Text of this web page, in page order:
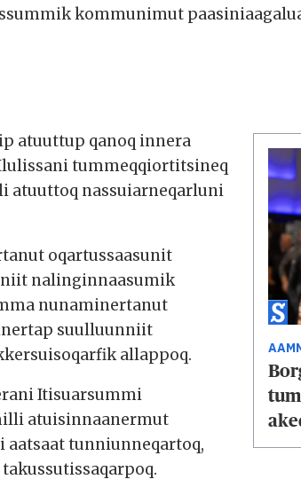
kommunimut
atuuttup qanoq innera
tummeqqiortitsineq
atuuttoq nassuiarneqarluni
oqartussaasunit
nalinginnaasumik
nunaminertanut
suulluunniit
allappoq.
Itisuarsummi
atuisinnaanermut
tunniunneqartoq,